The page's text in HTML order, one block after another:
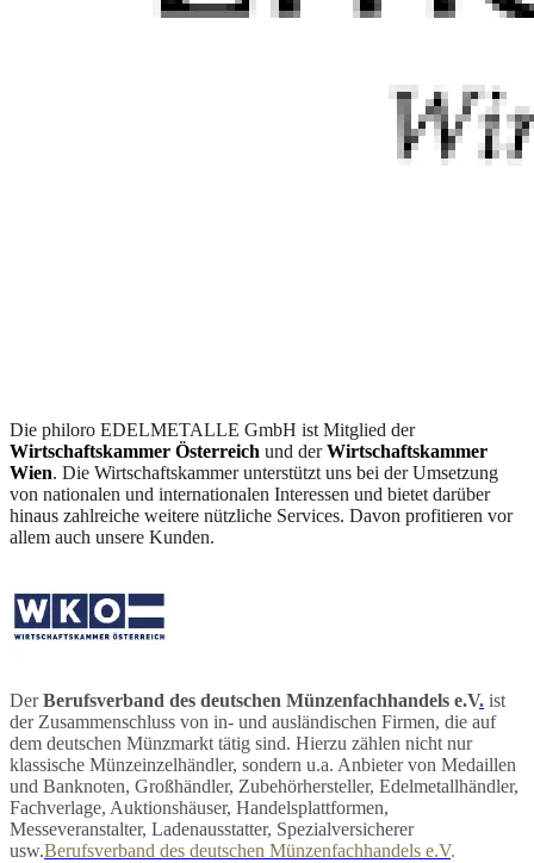
Die philoro EDELMETALLE GmbH ist Mitglied der
Wirtschaftskammer Österreich und derWirtschaftskammer
Wien. Die Wirtschaftskammer unterstützt uns bei der Umsetzung
von nationalen und internationalen Interessen und bietet darüber
hinaus zahlreiche weitere nützliche Services. Davon profitieren vor
allem auch unsere Kunden.
DerBerufsverband des deutschen Münzenfachhandels e.V. ist
der Zusammenschluss von in- und ausländischen Firmen, die auf
dem deutschen Münzmarkt tätig sind. Hierzu zählen nicht nur
klassische Münzeinzelhändler, sondern u.a. Anbieter von Medaillen
und Banknoten, Großhändler, Zubehörhersteller, Edelmetallhändler,
Fachverlage, Auktionshäuser, Handelsplattformen,
Messeveranstalter, Ladenausstatter, Spezialversicherer
usw.Berufsverband des deutschen Münzenfachhandels e.V.